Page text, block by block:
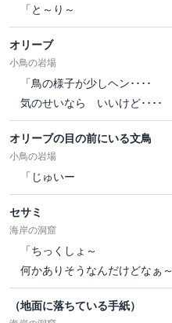
「と～り～
オリーブ
小鳥の岩場
「鳥の様子が少しヘン････
気のせいなら いいけど････
オリーブの目の前にいる文鳥
小鳥の岩場
「じゅいー
セサミ
海岸の洞窟
「ちっくしょ～
何かありそうなんだけどなぁ～
（地面に落ちている手紙）